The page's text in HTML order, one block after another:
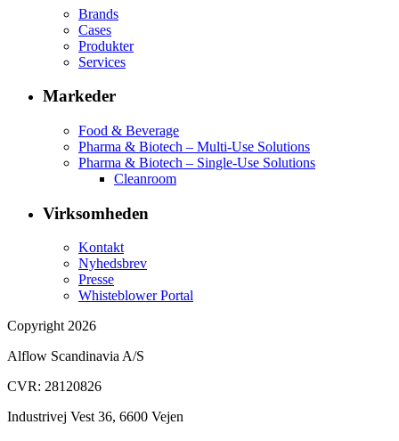
Brands
Cases
Produkter
Services
Markeder
Food & Beverage
Pharma & Biotech – Multi-Use Solutions
Pharma & Biotech – Single-Use Solutions
Cleanroom
Virksomheden
Kontakt
Nyhedsbrev
Presse
Whisteblower Portal
Copyright 2026
Alflow Scandinavia A/S
CVR: 28120826
Industrivej Vest 36, 6600 Vejen